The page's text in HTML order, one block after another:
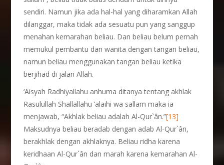
sendiri. Namun jika ada hal-hal yang diharamkan Allah
dilanggar, maka tidak ada sesuatu pun yang sanggup
menahan kemarahan beliau. Dan beliau belum pernah
memukul pembantu dan wanita dengan tangan beliau,
namun beliau menggunakan tangan beliau ketika
berjihad di jalan Allah.
‘Aisyah Radhiyallahu anhuma ditanya tentang akhlak
Rasulullah Shallallahu ‘alaihi wa sallam maka ia
menjawab, “Akhlak beliau adalah Al-Qur`ân.”[13]
Maksudnya beliau beradab dengan adab Al-Qur`ân,
berakhlak dengan akhlaknya. Beliau ridha karena
keridhaan Al-Qur`ân dan marah karena kemarahan Al-